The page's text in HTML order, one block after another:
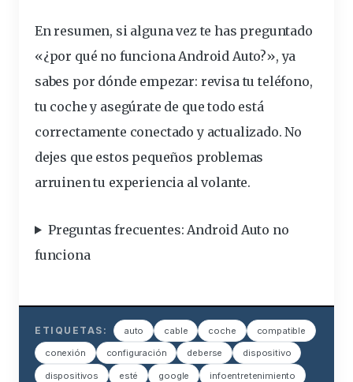
En resumen, si alguna vez te has preguntado
«¿por qué no funciona Android Auto?», ya
sabes por dónde empezar: revisa tu teléfono,
tu coche y asegúrate de que todo está
correctamente conectado y actualizado. No
dejes que estos pequeños problemas
arruinen tu experiencia al volante.
Preguntas frecuentes: Android Auto no
funciona
ETIQUETAS: auto cable coche compatible
conexión configuración deberse dispositivo
dispositivos esté google infoentretenimiento